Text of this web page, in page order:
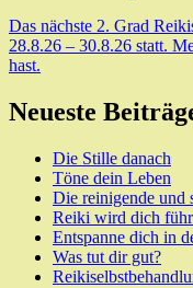
Das nächste 2. Grad
28.8.26 – 30.8.26 statt.
hast.
Neueste
Die Stille danach
Töne dein Leben
Die reinigende und
Reiki wird dich
Entspanne dich in
Was tut dir gut?